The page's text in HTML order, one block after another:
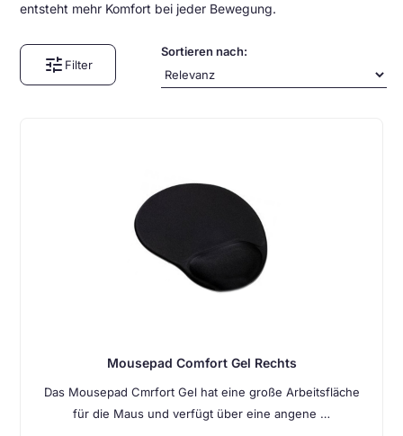
entsteht mehr Komfort bei jeder Bewegung.
tune Filter
Sortieren nach:
Mousepad Comfort Gel Rechts
Das Mousepad Cmrfort Gel hat eine große Arbeitsfläche
für die Maus und verfügt über eine angene …